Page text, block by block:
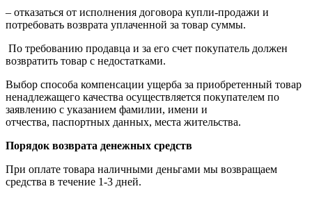
– отказаться от исполнения договора купли-продажи и
потребовать возврата уплаченной за товар суммы.
По требованию продавца и за его счет покупатель должен
возвратить товар с недостатками.
Выбор способа компенсации ущерба за приобретенный товар
ненадлежащего качества осуществляется покупателем по
заявлению с указанием фамилии, имени и
отчества, паспортных данных, места жительства.
Порядок возврата денежных средств
При оплате товара наличными деньгами мы возвращаем
средства в течение 1-3 дней.